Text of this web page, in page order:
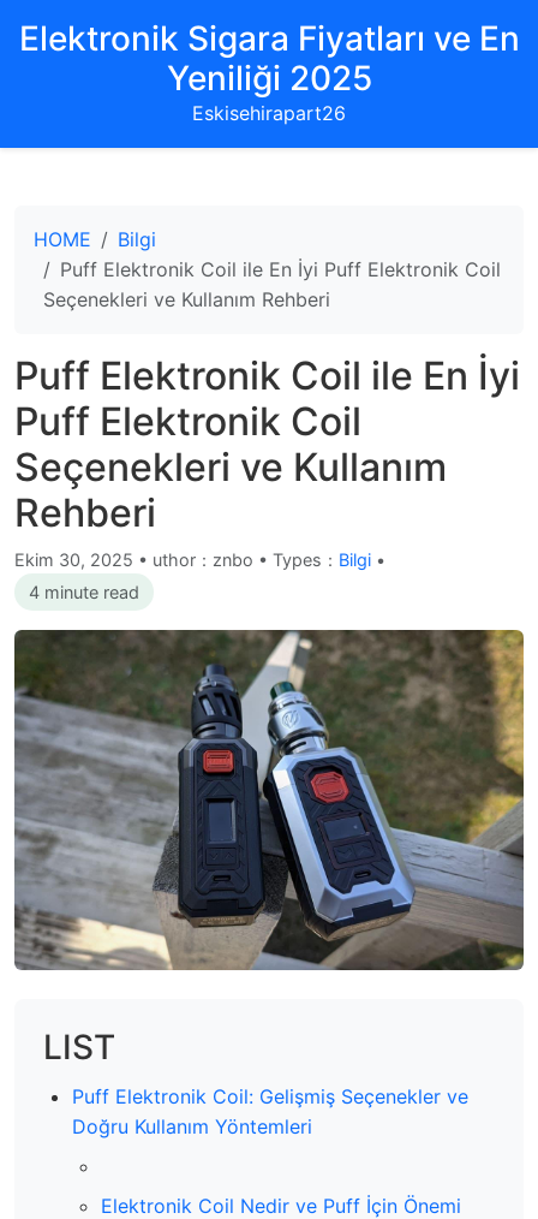
Elektronik Sigara Fiyatları ve En
Yeniliği 2025
Eskisehirapart26
HOME
Bilgi
Puff Elektronik Coil ile En İyi Puff Elektronik Coil
Seçenekleri ve Kullanım Rehberi
Puff Elektronik Coil ile En İyi
Puff Elektronik Coil
Seçenekleri ve Kullanım
Rehberi
Ekim 30, 2025 • uthor：znbo • Types： Bilgi •
4 minute read
LIST
Puff Elektronik Coil: Gelişmiş Seçenekler ve
Doğru Kullanım Yöntemleri
Elektronik Coil Nedir ve Puff İçin Önemi